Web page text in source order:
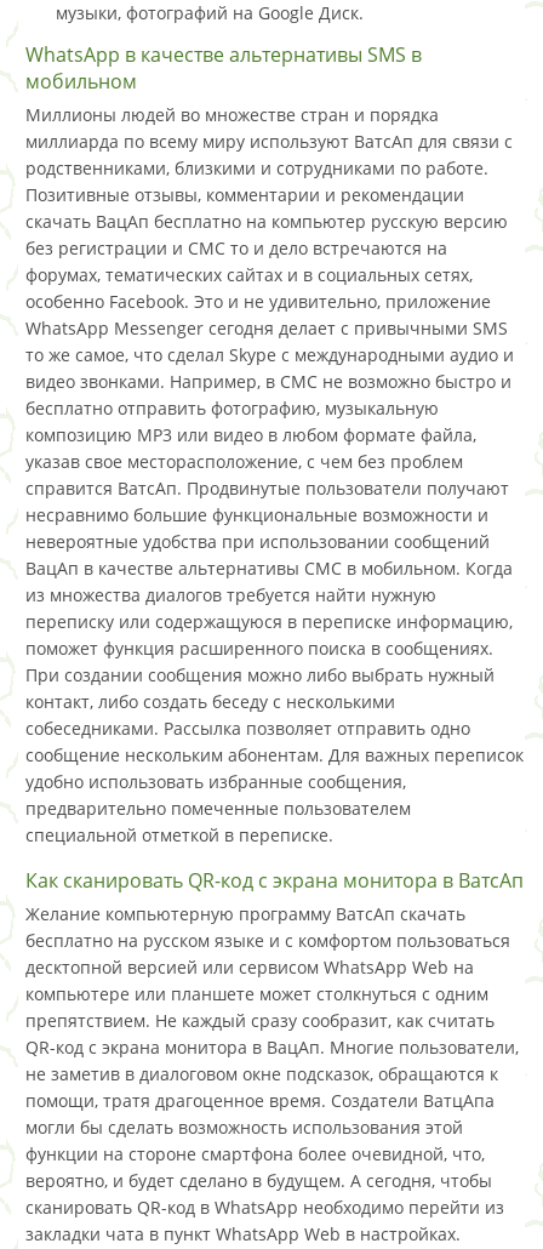
музыки, фотографий на Google Диск.
WhatsApp в качестве альтернативы SMS в
мобильном
Миллионы людей во множестве стран и порядка
миллиарда по всему миру используют ВатсАп для связи с
родственниками, близкими и сотрудниками по работе.
Позитивные отзывы, комментарии и рекомендации
скачать ВацАп бесплатно на компьютер русскую версию
без регистрации и СМС то и дело встречаются на
форумах, тематических сайтах и в социальных сетях,
особенно Facebook. Это и не удивительно, приложение
WhatsApp Messenger сегодня делает с привычными SMS
то же самое, что сделал Skype с международными аудио и
видео звонками. Например, в СМС не возможно быстро и
бесплатно отправить фотографию, музыкальную
композицию MP3 или видео в любом формате файла,
указав свое месторасположение, с чем без проблем
справится ВатсАп. Продвинутые пользователи получают
несравнимо большие функциональные возможности и
невероятные удобства при использовании сообщений
ВацАп в качестве альтернативы СМС в мобильном. Когда
из множества диалогов требуется найти нужную
переписку или содержащуюся в переписке информацию,
поможет функция расширенного поиска в сообщениях.
При создании сообщения можно либо выбрать нужный
контакт, либо создать беседу с несколькими
собеседниками. Рассылка позволяет отправить одно
сообщение нескольким абонентам. Для важных переписок
удобно использовать избранные сообщения,
предварительно помеченные пользователем
специальной отметкой в переписке.
Как сканировать QR-код с экрана монитора в ВатсАп
Желание компьютерную программу ВатсАп скачать
бесплатно на русском языке и с комфортом пользоваться
десктопной версией или сервисом WhatsApp Web на
компьютере или планшете может столкнуться с одним
препятствием. Не каждый сразу сообразит, как считать
QR-код с экрана монитора в ВацАп. Многие пользователи,
не заметив в диалоговом окне подсказок, обращаются к
помощи, тратя драгоценное время. Создатели ВатцАпа
могли бы сделать возможность использования этой
функции на стороне смартфона более очевидной, что,
вероятно, и будет сделано в будущем. А сегодня, чтобы
сканировать QR-код в WhatsApp необходимо перейти из
закладки чата в пункт WhatsApp Web в настройках.